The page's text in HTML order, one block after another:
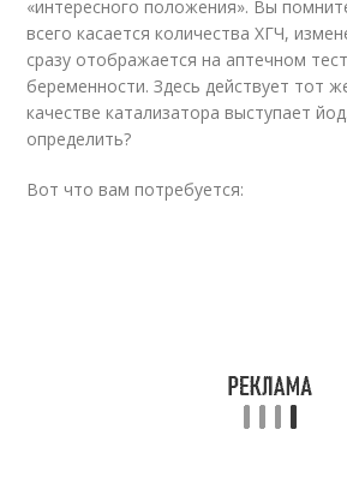
«интересного положения». Вы
всего касается количества ХГЧ,
сразу отображается на аптечном
беременности. Здесь действует тот
качестве катализатора выступает
определить?
Вот что вам потребуется: